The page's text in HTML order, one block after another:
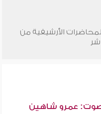
الأرشيفية من
عمرو شاهين